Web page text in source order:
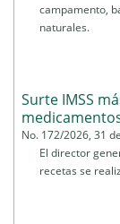
campamento,
naturales.
Surte IMSS
No. 172/2026, 31
El director
recetas se